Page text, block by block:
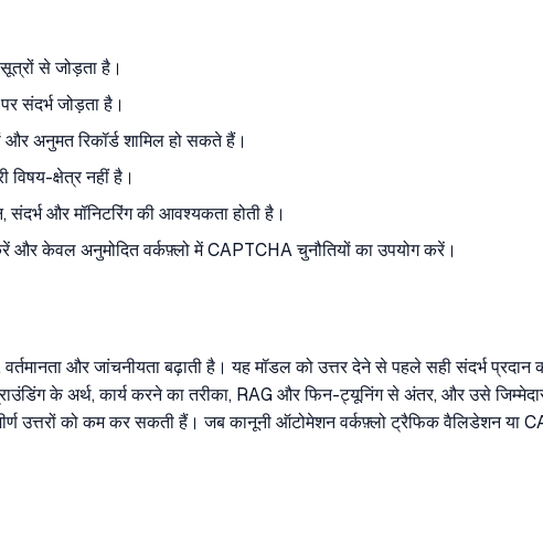
से जोड़ता है।
संदर्भ जोड़ता है।
और अनुमत रिकॉर्ड शामिल हो सकते हैं।
क्षेत्र नहीं है।
और मॉनिटरिंग की आवश्यकता होती है।
केवल अनुमोदित वर्कफ़्लो में CAPTCHA चुनौतियों का उपयोग करें।
वर्तमानता और जांचनीयता बढ़ाती है। यह मॉडल को उत्तर देने से पहले सही संदर्भ
के अर्थ, कार्य करने का तरीका, RAG और फिन-ट्यूनिंग से अंतर, और उसे
उत्तरों को कम कर सकती हैं। जब कानूनी ऑटोमेशन वर्कफ़्लो ट्रैफिक वैलिडेशन या